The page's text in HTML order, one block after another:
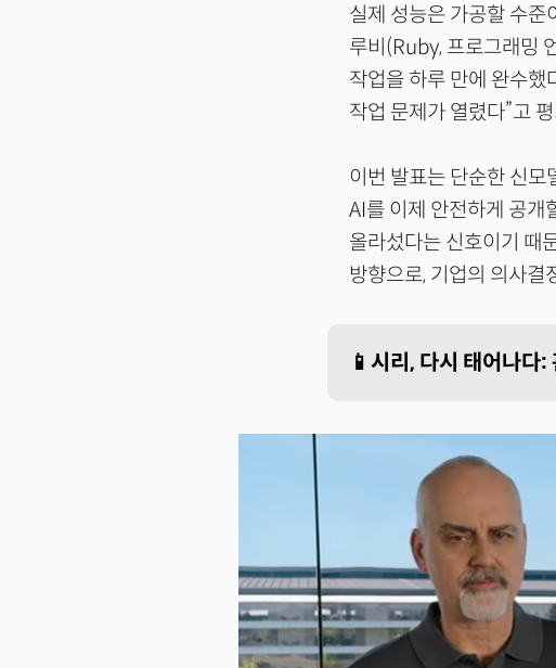
실제 성능은 가공할 수
루비(Ruby, 프로그래밍
작업을 하루 만에 완수
작업 문제가 열렸다”고
이번 발표는 단순한 신모
AI를 이제 안전하게 공개
올라섰다는 신호이기 때
방향으로, 기업의 의사결
📱시리, 다시 태어나다: